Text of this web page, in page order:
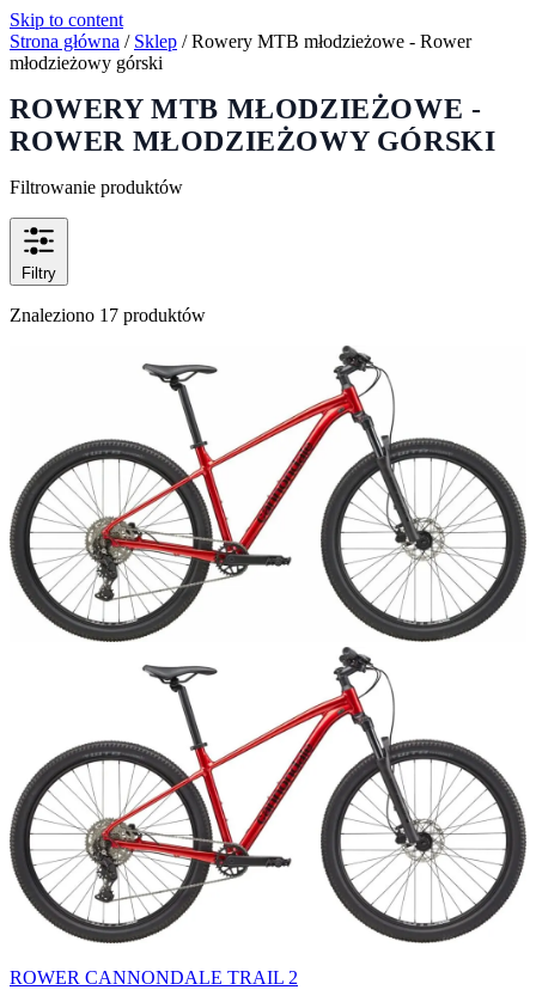
Skip to content
Strona główna / Sklep / Rowery MTB młodzieżowe - Rower
młodzieżowy górski
ROWERY MTB MŁODZIEŻOWE -
ROWER MŁODZIEŻOWY GÓRSKI
Filtrowanie produktów
Filtry
Znaleziono 17 produktów
ROWER CANNONDALE TRAIL 2